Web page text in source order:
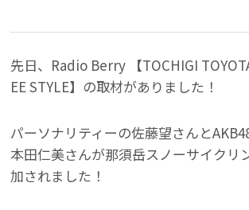
会社概要
先日、Radio Berry 【TOCHIGI
EE STYLE】の取材がありました！
パーソナリティーの佐藤望さんと
本田仁美さんが那須岳スノーサイクリ
加されました！